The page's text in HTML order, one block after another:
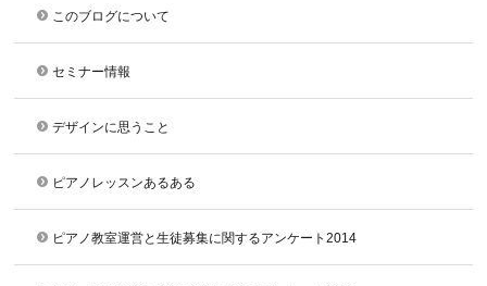
このブログについて
セミナー情報
デザインに思うこと
ピアノレッスンあるある
ピアノ教室運営と生徒募集に関するアンケート2014